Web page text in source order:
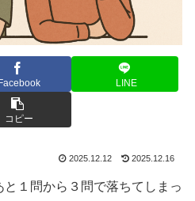
LINE
コピー
2025.12.12 2025.12.16
問から３問で落ちてしまっ